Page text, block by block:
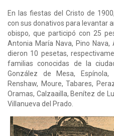
En las fiestas del Cristo de
con sus donativos para levantar
obispo, que participó con 25
Antonia María Nava, Pino
dieron 10 pesetas,
familias conocidas de la
González de Mesa, Espínola,
Renshaw, Moure, Tabares,
Oramas, Calzaailla, Benítez de
Villanueva del Prado.